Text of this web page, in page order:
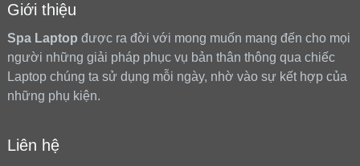
Giới thiệu
Spa Laptop được ra đời với mong muốn mang đến cho mọi
người những giải pháp phục vụ bản thân thông qua chiếc
Laptop chúng ta sử dụng mỗi ngày, nhờ vào sự kết hợp của
những phụ kiện.
Liên hệ